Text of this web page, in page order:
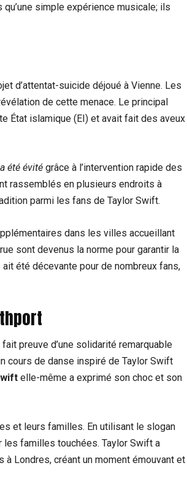
simple expérience musicale; ils
d’attentat-suicide déjoué à Vienne. Les
de cette menace. Le principal
État islamique (EI) et avait fait des aveux
été évité grâce à l’intervention rapide des
rassemblés en plusieurs endroits à
parmi les fans de Taylor Swift.
dans les villes accueillant
sont devenus la norme pour garantir la
été décevante pour de nombreux fans,
fait preuve d’une solidarité remarquable
cours de danse inspiré de Taylor Swift
elle-même a exprimé son choc et son
et leurs familles. En utilisant le slogan
les familles touchées. Taylor Swift a
à Londres, créant un moment émouvant et